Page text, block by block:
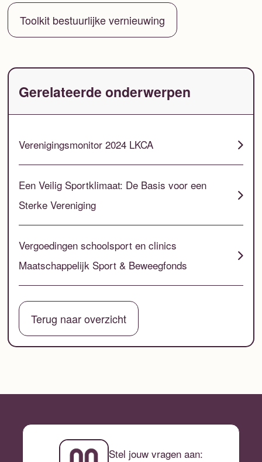
Toolkit bestuurlijke vernieuwing
Gerelateerde onderwerpen
Verenigingsmonitor 2024 LKCA
Een Veilig Sportklimaat: De Basis voor een
Sterke Vereniging
Vergoedingen schoolsport en clinics
Maatschappelijk Sport & Beweegfonds
Terug naar overzicht
Stel jouw vragen aan: